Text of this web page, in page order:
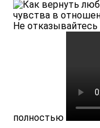
Не
полностью